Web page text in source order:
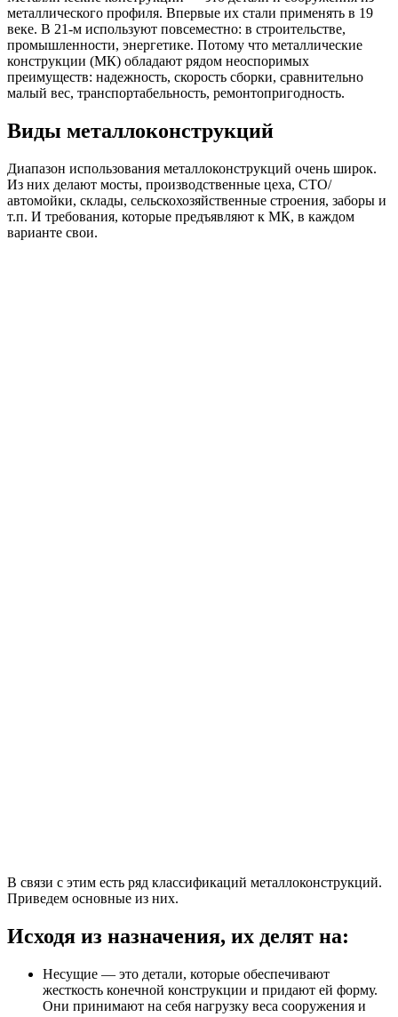
металлического профиля. Впервые их стали применять в 19
веке. В 21-м используют повсеместно: в строительстве,
промышленности, энергетике. Потому что металлические
конструкции (МК) обладают рядом неоспоримых
преимуществ: надежность, скорость сборки, сравнительно
малый вес, транспортабельность, ремонтопригодность.
Виды металлоконструкций
Диапазон использования металлоконструкций очень широк.
Из них делают мосты, производственные цеха, СТО/
автомойки, склады, сельскохозяйственные строения, заборы и
т.п. И требования, которые предъявляют к МК, в каждом
варианте свои.
В связи с этим есть ряд классификаций металлоконструкций.
Приведем основные из них.
Исходя из назначения, их делят на:
Несущие — это детали, которые обеспечивают
жесткость конечной конструкции и придают ей форму.
Они принимают на себя нагрузку веса сооружения и